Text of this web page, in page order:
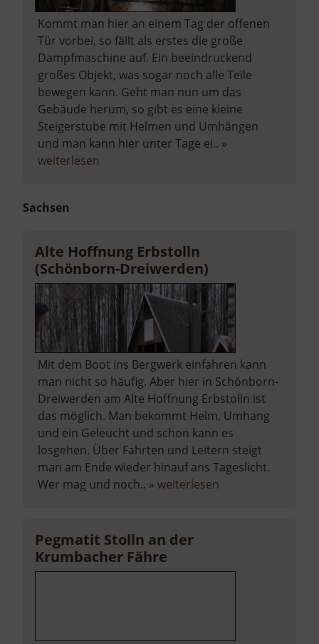
Kommt man hier an einem Tag der offenen
Tür vorbei, so fällt als erstes die große
Dampfmaschine auf. Ein beeindruckend
großes Objekt, was sogar noch alle Teile
bewegen kann. Geht man nun um das
Gebäude herum, so gibt es eine kleine
Steigerstube mit Helmen und Umhängen
und man kann hier unter Tage ei.. »
weiterlesen
Sachsen
Alte Hoffnung Erbstolln
(Schönborn-Dreiwerden)
Mit dem Boot ins Bergwerk einfahren kann
man nicht so häufig. Aber hier in Schönborn-
Dreiwerden am Alte Hoffnung Erbstolln ist
das möglich. Man bekommt Helm, Umhang
und ein Geleucht und schon kann es
losgehen. Über Fahrten und Leitern steigt
man am Ende wieder hinauf ans Tageslicht.
Wer mag und noch.. » weiterlesen
Pegmatit Stolln an der
Krumbacher Fähre